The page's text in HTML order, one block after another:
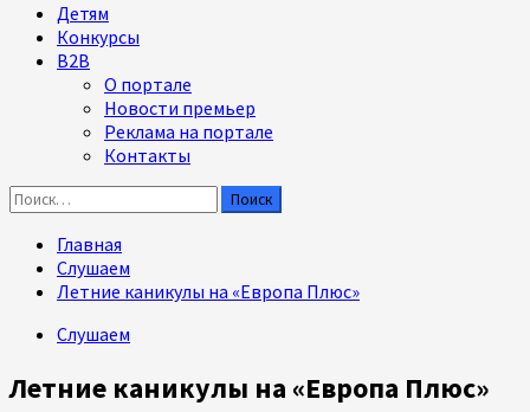
Детям
Конкурсы
B2B
О портале
Новости премьер
Реклама на портале
Контакты
Найти:
Главная
Слушаем
Летние каникулы на «Европа Плюс»
Слушаем
Летние каникулы на «Европа Плюс»